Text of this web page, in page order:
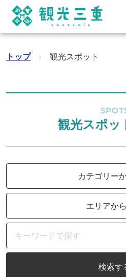
トップ › 観光スポット
観光スポッ
カテゴリー
エリアか
検索す